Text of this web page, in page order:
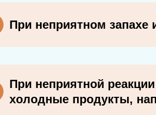
При неприятном запахе
При неприятной
холодные продукты,